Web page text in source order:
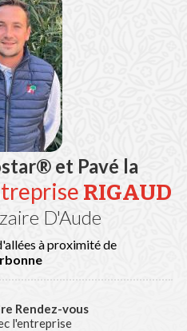
et Pavé la
RIGAUD
D'Aude
à proximité de
Rendez-vous
l'entreprise